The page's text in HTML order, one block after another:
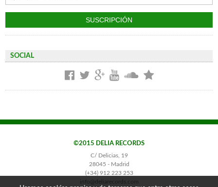
SOCIAL
©2015 DELIA RECORDS
C/ Delicias, 19
28045 - Madrid
(+34) 912 223 253
info@deliarecords.com